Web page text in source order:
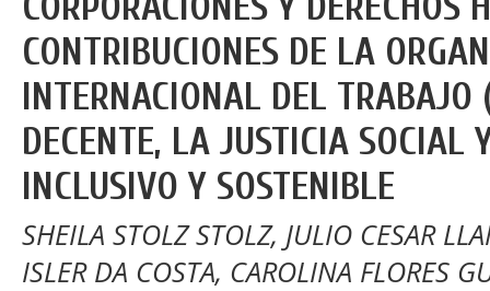
CONTRIBUCIONES DE LA
INTERNACIONAL DEL
DECENTE, LA JUSTICIA SOCIAL
INCLUSIVO Y SOSTENIBLE
SHEILA STOLZ STOLZ, JULIO CESAR
ISLER DA COSTA, CAROLINA FLORES